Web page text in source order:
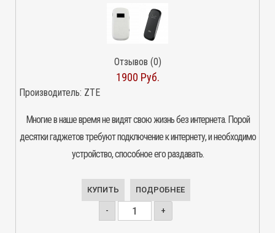
Отзывов (0)
1900 Руб.
Производитель: ZTE
Многие в наше время не видят свою жизнь без интернета. Порой
десятки гаджетов требуют подключение к интернету, и необходимо
устройство, способное его раздавать.
КУПИТЬ ПОДРОБНЕЕ
- +